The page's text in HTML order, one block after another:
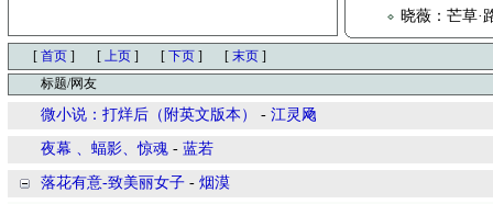
晓薇：芒草·
[ 首页 ] [ 上页 ] [ 下页 ] [ 末页 ]
标题/网友
微小说：打烊后（附英文版本） - 江灵飏
夜幕 、蝠影、惊魂 - 蓝若
落花有意-致美丽女子 - 烟漠